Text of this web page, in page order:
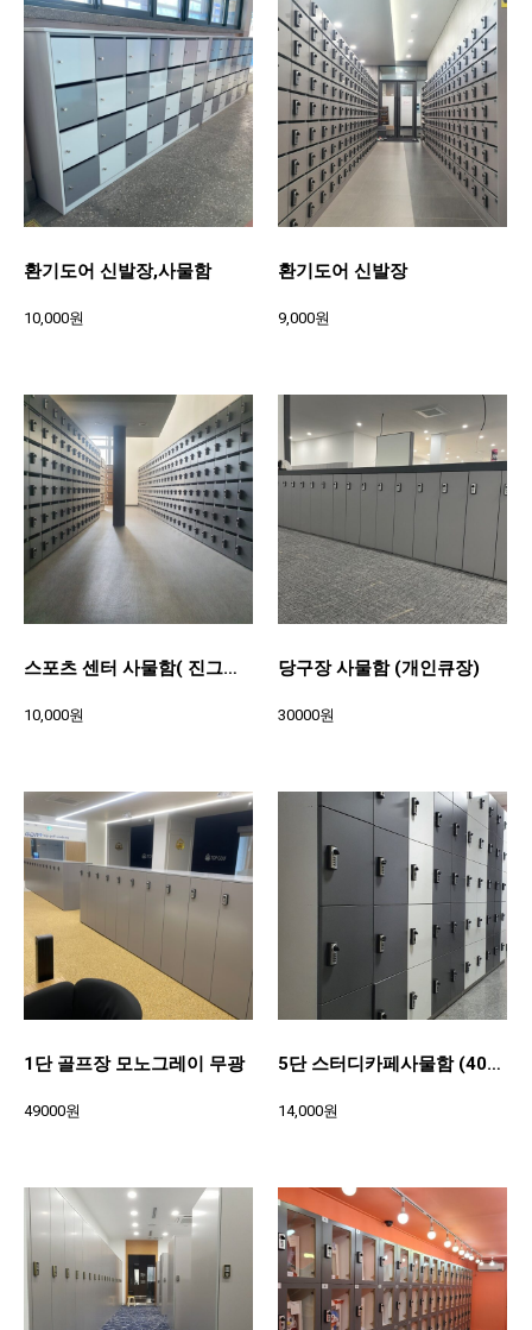
환기도어 신발장,사물함
10,000원
환기도어 신발장
9,000원
스포츠 센터 사물함( 진그레이, 환기도어)
10,000원
당구장 사물함 (개인큐장)
30000원
1단 골프장 모노그레이 무광
49000원
5단 스터디카페사물함 (400*400*370)
14,000원